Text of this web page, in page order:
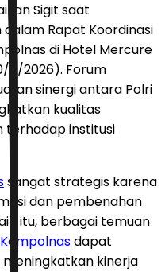
Sigit saat
Rapat Koordinasi
di Hotel Mercure
6/2026). Forum
sinergi antara Polri
kualitas
terhadap institusi
sangat strategis karena
dan pembenahan
itu, berbagai temuan
Kompolnasdapat
kinerja